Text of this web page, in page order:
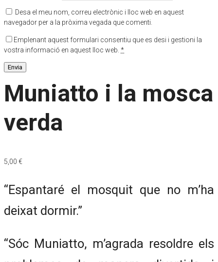
Desa el meu nom, correu electrònic i lloc web en aquest
navegador per a la pròxima vegada que comenti.
Emplenant aquest formulari consentiu que es desi i gestioni la
vostra informació en aquest lloc web. *
Muniatto i la mosca
verda
5,00 €
“Espantaré el mosquit que no m’ha
deixat dormir.”
“Sóc Muniatto, m’agrada resoldre els